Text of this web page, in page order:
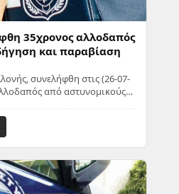
35χρονος αλλοδαπός
και παραβίαση
συνελήφθη στις (26-07-
από αστυνομικούς